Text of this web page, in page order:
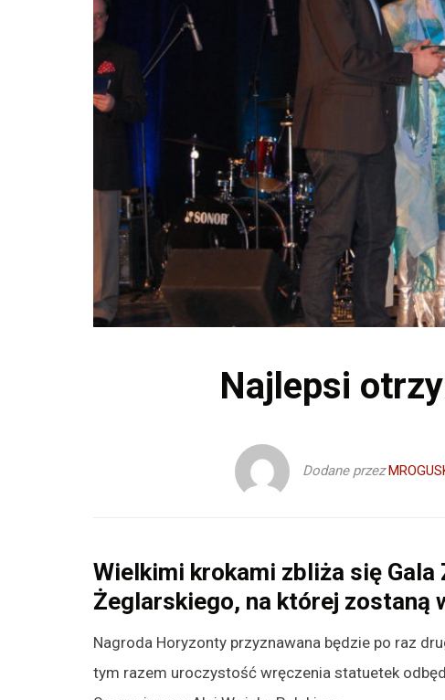
Najlepsi
Dodane przez
Wielkimi krokami zbliża się
Żeglarskiego, na której zostaną
Nagroda Horyzonty przyznawana będzie po raz
tym razem uroczystość wręczenia statuetek